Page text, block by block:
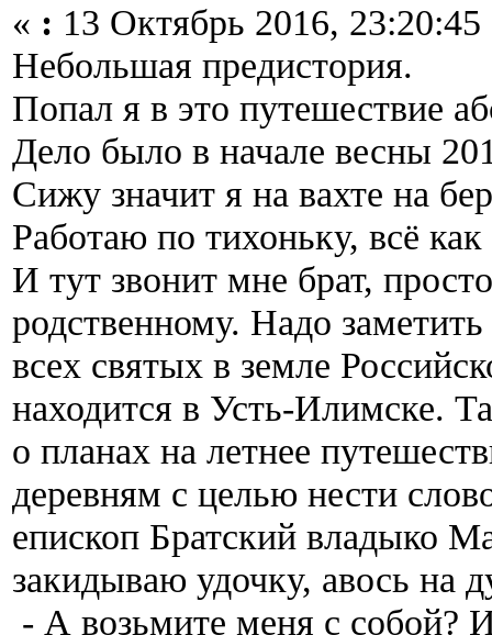
« : 13 Октябрь 2016, 23:20:45
Небольшая предистория.
Попал я в это путешествие
Дело было в начале весны
Сижу значит я на вахте на
Работаю по тихоньку, всё
И тут звонит мне брат,
родственному. Надо
всех святых в земле
находится в Усть-Илимске.
о планах на летнее
деревням с целью нести
епископ Братский владыко
закидываю удочку, авось на
- А возьмите меня с собой?